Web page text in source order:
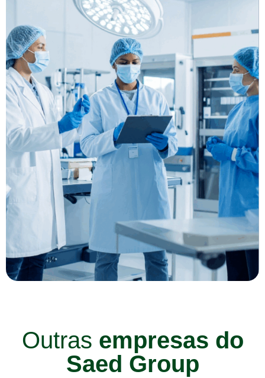
Outras empresas do
Saed Group